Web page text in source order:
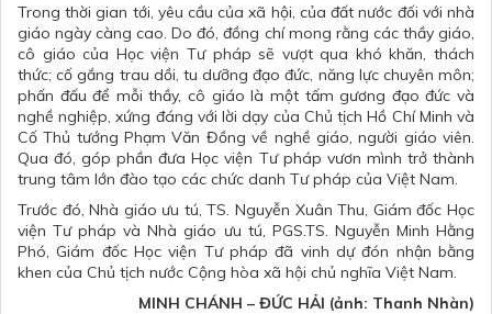
Trong thời gian tới, yêu cầu của xã hội, của đất nước đối với nhà
giáo ngày càng cao. Do đó, đồng chí mong rằng các thầy giáo,
cô giáo của Học viện Tư pháp sẽ vượt qua khó khăn, thách
thức; cố gắng trau dồi, tu dưỡng đạo đức, năng lực chuyên môn;
phấn đấu để mỗi thầy, cô giáo là một tấm gương đạo đức và
nghề nghiệp, xứng đáng với lời dạy của Chủ tịch Hồ Chí Minh và
Cố Thủ tướng Phạm Văn Đồng về nghề giáo, người giáo viên.
Qua đó, góp phần đưa Học viện Tư pháp vươn mình trở thành
trung tâm lớn đào tạo các chức danh Tư pháp của Việt Nam.
Trước đó, Nhà giáo ưu tú, TS. Nguyễn Xuân Thu, Giám đốc Học
viện Tư pháp và Nhà giáo ưu tú, PGS.TS. Nguyễn Minh Hằng
Phó, Giám đốc Học viện Tư pháp đã vinh dự đón nhận bằng
khen của Chủ tịch nước Cộng hòa xã hội chủ nghĩa Việt Nam.
MINH CHÁNH – ĐỨC HẢI (ảnh: Thanh Nhàn)